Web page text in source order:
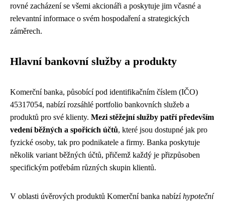
rovné zacházení se všemi akcionáři a poskytuje jim včasné a
relevantní informace o svém hospodaření a strategických
záměrech.
Hlavní bankovní služby a produkty
Komerční banka, působící pod identifikačním číslem (IČO)
45317054, nabízí rozsáhlé portfolio bankovních služeb a
produktů pro své klienty. Mezi stěžejní služby patří především
vedení běžných a spořicích účtů, které jsou dostupné jak pro
fyzické osoby, tak pro podnikatele a firmy. Banka poskytuje
několik variant běžných účtů, přičemž každý je přizpůsoben
specifickým potřebám různých skupin klientů.
V oblasti úvěrových produktů Komerční banka nabízíhypoteční